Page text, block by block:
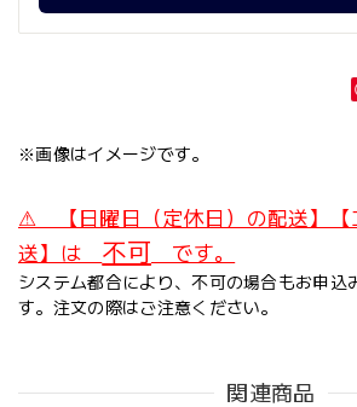
※画像はイメージです。
⚠ 【日曜日（定休日）の配送】【
送】は 不可 です。
システム都合により、不可の場合もお申込
す。注文の際はご注意ください。
関連商品